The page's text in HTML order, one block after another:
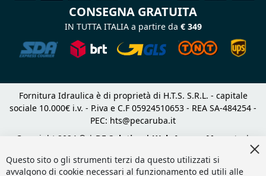
CONSEGNA GRATUITA
IN TUTTA ITALIA a partire da € 349
Fornitura Idraulica è di proprietà di H.T.S. S.R.L. - capitale
sociale 10.000€ i.v. - P.iva e C.F 05924510653 - REA SA-484254 -
PEC: hts@pecaruba.it
Copyright 2024 © | DF Solution | Web Agency Magento
|
Questo sito o gli strumenti terzi da questo utilizzati si
avvalgono di cookie necessari al funzionamento ed utili alle